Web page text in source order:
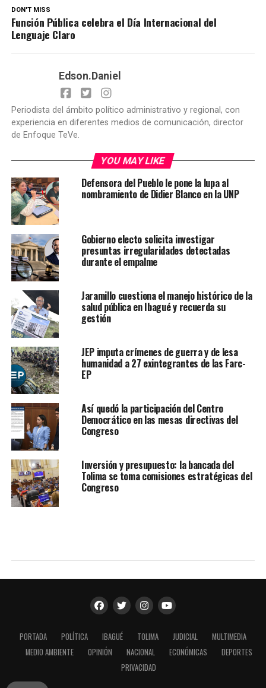
DON'T MISS
Función Pública celebra el Día Internacional del
Lenguaje Claro
Edson.Daniel
Periodista del ámbito político administrativo y regional, con
experiencia en diferentes medios de comunicación, director
de Enfoque TeVe.
YOU MAY LIKE
Defensora del Pueblo le pone la lupa al
nombramiento de Didier Blanco en la UNP
Gobierno electo solicita investigar
presuntas irregularidades detectadas
durante el empalme
Jaramillo cuestiona el manejo histórico de la
salud pública en Ibagué y recuerda su
gestión
JEP imputa crímenes de guerra y de lesa
humanidad a 27 exintegrantes de las Farc-
EP
Así quedó la participación del Centro
Democrático en las mesas directivas del
Congreso
Inversión y presupuesto: la bancada del
Tolima se toma comisiones estratégicas del
Congreso
PORTADA POLÍTICA IBAGUÉ TOLIMA JUDICIAL
MULTIMEDIA
MEDIO AMBIENTE
OPINIÓN NACIONAL ECONÓMICAS
DEPORTES
PRIVACIDAD